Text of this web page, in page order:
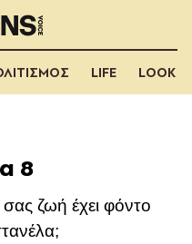
LIFE LOOK
8
σας ζωή έχει φόντο